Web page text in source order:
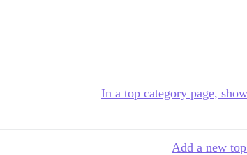
In a top category page,
Add a new